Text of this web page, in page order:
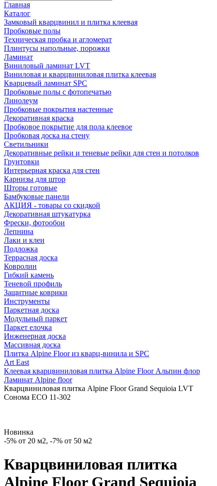
Главная
Каталог
Замковый кварцвинил и плитка клеевая
Пробковые полы
Техническая пробка и агломерат
Плинтусы напольные, порожки
Ламинат
Виниловый ламинат LVT
Виниловая и кварцвиниловая плитка клеевая
Кварцевый ламинат SPC
Пробковые полы с фотопечатью
Линолеум
Пробковые покрытия настенные
Декоративная краска
Пробковое покрытие для пола клеевое
Пробковая доска на стену
Светильники
Декоративные рейки и теневые рейки для стен и потолков
Грунтовки
Интерьерная краска для стен
Карнизы для штор
Шторы готовые
Бамбуковые панели
АКЦИЯ - товары со скидкой
Декоративная штукатурка
Фрески, фотообои
Лепнина
Лаки и клеи
Подложка
Террасная доска
Ковролин
Гибкий камень
Теневой профиль
Защитные коврики
Инструменты
Паркетная доска
Модульный паркет
Паркет елочка
Инженерная доска
Массивная доска
Плитка Alpine Floor из кварц-винила и SPC
Art East
Клеевая кварцвиниловая плитка Alpine Floor Альпин флор
Ламинат Alpine floor
Кварцвиниловая плитка Alpine Floor Grand Sequioia LVT
Сонома ECO 11-302
Новинка
-5% от 20 м2, -7% от 50 м2
Кварцвиниловая плитка
Alpine Floor Grand Sequioia